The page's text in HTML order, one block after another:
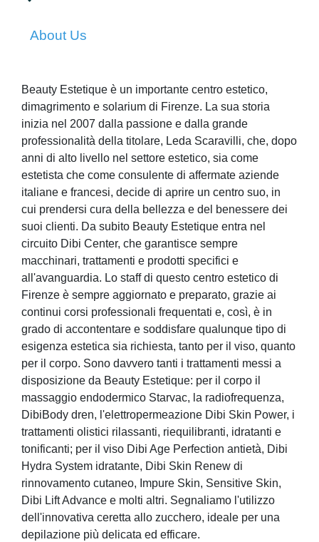
About Us
Beauty Estetique è un importante centro estetico,
dimagrimento e solarium di Firenze. La sua storia
inizia nel 2007 dalla passione e dalla grande
professionalità della titolare, Leda Scaravilli, che, dopo
anni di alto livello nel settore estetico, sia come
estetista che come consulente di affermate aziende
italiane e francesi, decide di aprire un centro suo, in
cui prendersi cura della bellezza e del benessere dei
suoi clienti. Da subito Beauty Estetique entra nel
circuito Dibi Center, che garantisce sempre
macchinari, trattamenti e prodotti specifici e
all'avanguardia. Lo staff di questo centro estetico di
Firenze è sempre aggiornato e preparato, grazie ai
continui corsi professionali frequentati e, così, è in
grado di accontentare e soddisfare qualunque tipo di
esigenza estetica sia richiesta, tanto per il viso, quanto
per il corpo. Sono davvero tanti i trattamenti messi a
disposizione da Beauty Estetique: per il corpo il
massaggio endodermico Starvac, la radiofrequenza,
DibiBody dren, l'elettropermeazione Dibi Skin Power, i
trattamenti olistici rilassanti, riequilibranti, idratanti e
tonificanti; per il viso Dibi Age Perfection antietà, Dibi
Hydra System idratante, Dibi Skin Renew di
rinnovamento cutaneo, Impure Skin, Sensitive Skin,
Dibi Lift Advance e molti altri. Segnaliamo l'utilizzo
dell'innovativa ceretta allo zucchero, ideale per una
depilazione più delicata ed efficare.